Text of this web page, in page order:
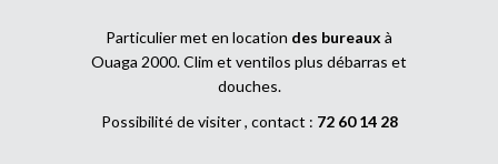
Particulier met en location des bureaux à
Ouaga 2000. Clim et ventilos plus débarras et
douches.
Possibilité de visiter , contact : 72 60 14 28